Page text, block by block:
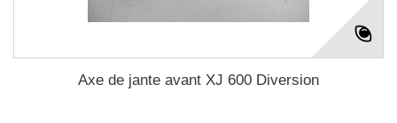
Axe de jante avant XJ 600 Diversion